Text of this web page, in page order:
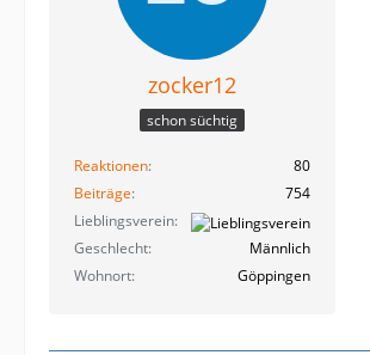
zocker12
schon süchtig
Reaktionen
80
Beiträge
754
Lieblingsverein
Geschlecht
Männlich
Wohnort
Göppingen